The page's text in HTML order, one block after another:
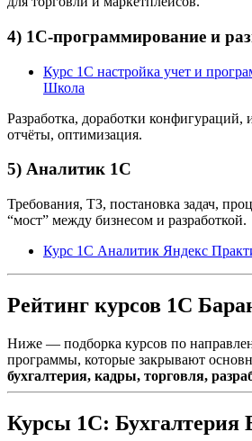
4) 1С-программирование и
Курс 1С настройка учет и
Школа
Разработка, доработки конфигураций,
отчёты, оптимизация.
5) Аналитик 1С
Требования, ТЗ, постановка задач,
“мост” между бизнесом и разработкой.
Курс 1С Аналитик Яндекс
Рейтинг курсов 1С
Ниже — подборка курсов по
программы, которые закрывают
бухгалтерия, кадры, торговля,
Курсы 1С: Бухгалтерия